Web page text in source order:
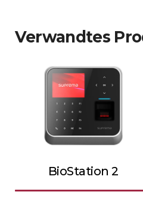
Verwandtes
BioStation 2